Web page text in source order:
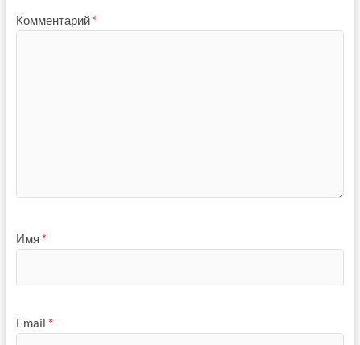
Комментарий *
Имя *
Email *